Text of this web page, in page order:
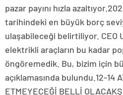
pazar payını hızla
tarihindeki en büyük borç
ulaşabileceği belirtiliyor. CEO
elektrikli araçların bu kadar
öngöremedik. Bu, bizim için
açıklamasında bulundu.12-14
ETMEYECEĞİ BELLİ